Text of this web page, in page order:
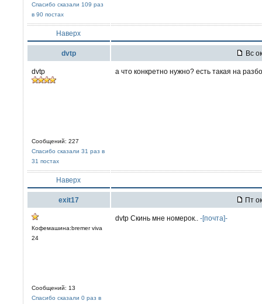
Спасибо сказали 109 раз
в 90 постах
Наверх
dvtp Вс
dvtp
Сообщений: 227
Спасибо сказали 31 раз в
31 постах
а что конкретно нужно? есть такая на
Наверх
exit17 Пт
Кофемашина:bremer viva
24
Сообщений: 13
Спасибо сказали 0 раз в
dvtp Скинь мне номерок.. -[почта]-